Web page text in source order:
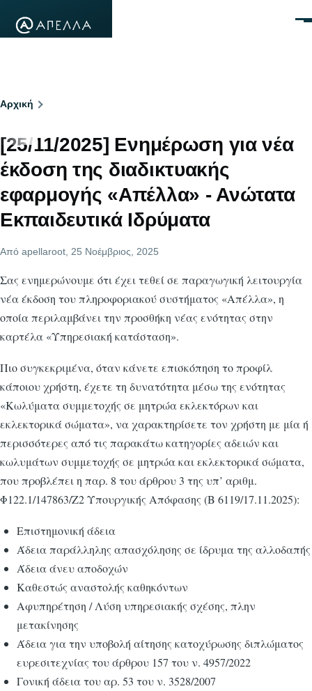
Breadcrumb
Αρχική
[25/11/2025] Ενημέρωση για νέα
έκδοση της διαδικτυακής
εφαρμογής «Απέλλα» - Ανώτατα
Εκπαιδευτικά Ιδρύματα
Από apellaroot , 25 Νοέμβριος, 2025
Σας ενημερώνουμε ότι έχει τεθεί σε παραγωγική λειτουργία
νέα έκδοση του πληροφοριακού συστήματος «Απέλλα», η
οποία περιλαμβάνει την προσθήκη νέας ενότητας στην
καρτέλα «Υπηρεσιακή κατάσταση».
Πιο συγκεκριμένα, όταν κάνετε επισκόπηση το προφίλ
κάποιου χρήστη, έχετε τη δυνατότητα μέσω της ενότητας
«Κωλύματα συμμετοχής σε μητρώα εκλεκτόρων και
εκλεκτορικά σώματα», να χαρακτηρίσετε τον χρήστη με μία ή
περισσότερες από τις παρακάτω κατηγορίες αδειών και
κωλυμάτων συμμετοχής σε μητρώα και εκλεκτορικά σώματα,
που προβλέπει η παρ. 8 του άρθρου 3 της υπ’ αριθμ.
Φ122.1/147863/Ζ2 Υπουργικής Απόφασης (Β 6119/17.11.2025):
Επιστημονική άδεια
Άδεια παράλληλης απασχόλησης σε ίδρυμα της αλλοδαπής
Άδεια άνευ αποδοχών
Καθεστώς αναστολής καθηκόντων
Αφυπηρέτηση / Λύση υπηρεσιακής σχέσης, πλην
μετακίνησης
Άδεια για την υποβολή αίτησης κατοχύρωσης διπλώματος
ευρεσιτεχνίας του άρθρου 157 του ν. 4957/2022
Γονική άδεια του αρ. 53 του ν. 3528/2007